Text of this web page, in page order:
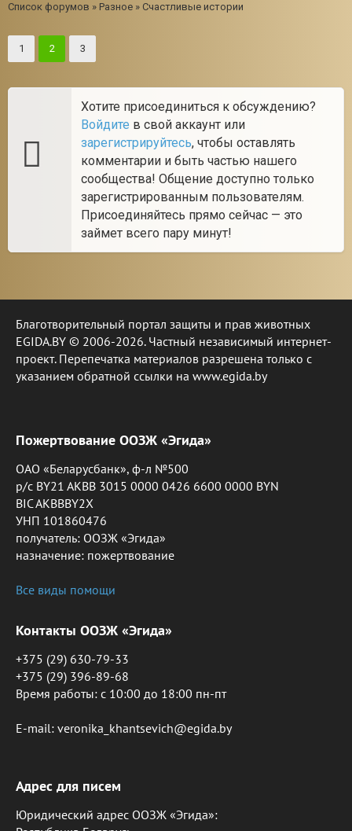
Список форумов » Разное » Счастливые истории
1 2 3
Хотите присоединиться к обсуждению?
Войдите в свой аккаунт или
зарегистрируйтесь, чтобы оставлять
комментарии и быть частью нашего
сообщества! Общение доступно только
зарегистрированным пользователям.
Присоединяйтесь прямо сейчас — это
займет всего пару минут!
Благотворительный портал защиты и прав животных
EGIDA.BY © 2006-2026. Частный независимый интернет-
проект. Перепечатка материалов разрешена только с
указанием обратной ссылки на www.egida.by
Пожертвование ООЗЖ «Эгида»
ОАО «Беларусбанк», ф-л №500
р/с BY21 AKBB 3015 0000 0426 6600 0000 BYN
BIC AKBBBY2X
УНП 101860476
получатель: ООЗЖ «Эгида»
назначение: пожертвование
Все виды помощи
Контакты ООЗЖ «Эгида»
+375 (29) 630-79-33
+375 (29) 396-89-68
Время работы: c 10:00 до 18:00 пн-пт
E-mail: veronika_khantsevich@egida.by
Адрес для писем
Юридический адрес ООЗЖ «Эгида»: